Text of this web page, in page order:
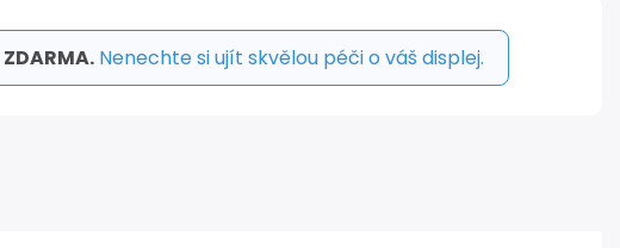
ZDARMA. Nenechte si ujít skvělou péči o váš displej.